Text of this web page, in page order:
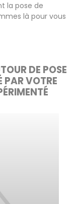
la pose de
là pour vous
DE POSE
PAR VOTRE